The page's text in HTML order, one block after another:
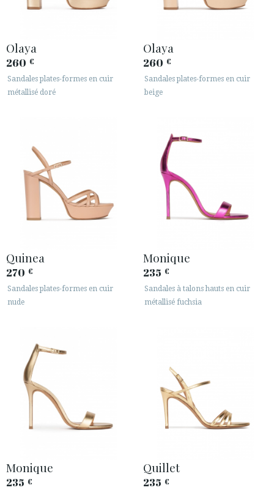
Olaya
260 €
Sandales plates-formes en cuir
métallisé doré
Olaya
260 €
Sandales plates-formes en cuir
beige
Quinea
270 €
Sandales plates-formes en cuir
nude
Monique
235 €
Sandales à talons hauts en cuir
métallisé fuchsia
Monique
235 €
Quillet
235 €